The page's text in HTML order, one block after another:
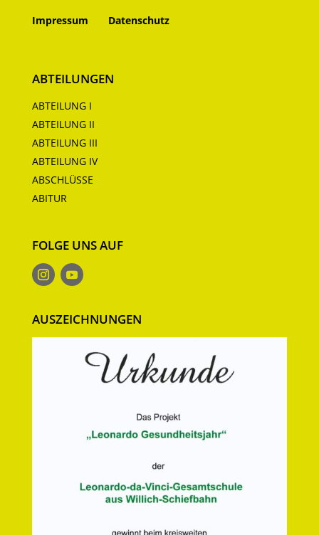
Impressum Datenschutz
ABTEILUNGEN
ABTEILUNG I
ABTEILUNG II
ABTEILUNG III
ABTEILUNG IV
ABSCHLÜSSE
ABITUR
FOLGE UNS AUF
AUSZEICHNUNGEN